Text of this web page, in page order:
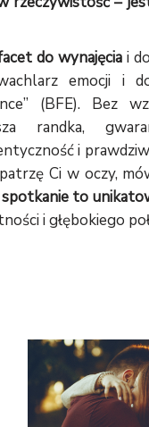
do wynajęciai
emocji i
(BFE). Bez
randka,
i
Ci w oczy,
spotkanie to
i głębokiego